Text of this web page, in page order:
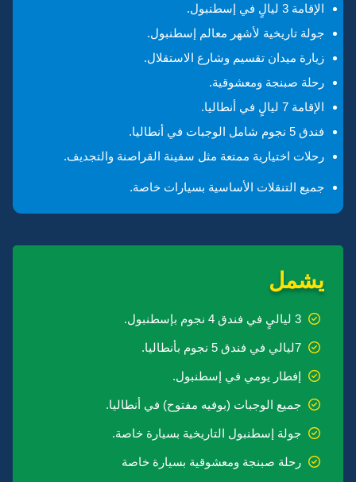
الإقامة 3 ليالٍ في إسطنبول.
جولة تاريخية لأشهر معالم إسطنبول.
زيارة ميدان تقسيم وشارع الاستقلال.
رحلة صبنجة ومعشوقية.
الإقامة 7 ليالٍ في أنطاليا.
فندق 5 نجوم شامل الوجبات في أنطاليا.
رحلات اختيارية ممتعة مثل سفينة القراصنة والتجديف.
جميع التنقلات الأساسية بسيارات خاصة.
يشمل
3 لياليٍ في فندق 4 نجوم بإسطنبول.
7ليالي في فندق 5 نجوم بأنطاليا.
إفطار يومي في إسطنبول.
جميع الوجبات (بوفيه مفتوح) في أنطاليا.
جولة إسطنبول التاريخية بسيارة خاصة.
رحلة صبنجة ومعشوقية بسيارة خاصة